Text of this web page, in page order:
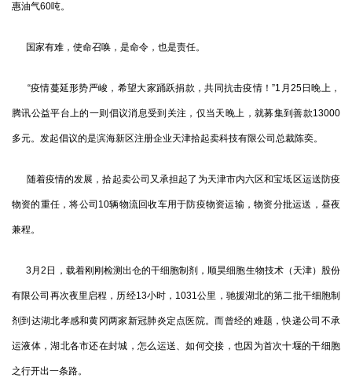
惠油气60吨。
国家有难，使命召唤，是命令，也是责任。
“疫情蔓延形势严峻，希望大家踊跃捐款，共同抗击疫情！”1月25日晚上，
腾讯公益平台上的一则倡议消息受到关注，仅当天晚上，就募集到善款13000
多元。发起倡议的是滨海新区注册企业天津拾起卖科技有限公司总裁陈奕。
随着疫情的发展，拾起卖公司又承担起了为天津市内六区和宝坻区运送防疫
物资的重任，将公司10辆物流回收车用于防疫物资运输，物资分批运送，昼夜
兼程。
3月2日，载着刚刚检测出仓的干细胞制剂，顺昊细胞生物技术（天津）股份
有限公司再次夜里启程，历经13小时，1031公里，驰援湖北的第二批干细胞制
剂到达湖北孝感和黄冈两家新冠肺炎定点医院。而曾经的难题，快递公司不承
运液体，湖北各市还在封城，怎么运送、如何交接，也因为首次十堰的干细胞
之行开出一条路。